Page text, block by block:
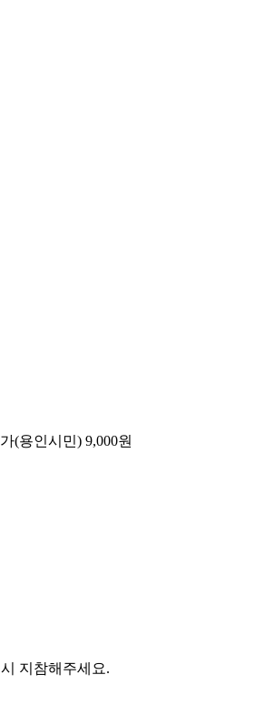
(용인시민) 9,000원
지참해주세요.